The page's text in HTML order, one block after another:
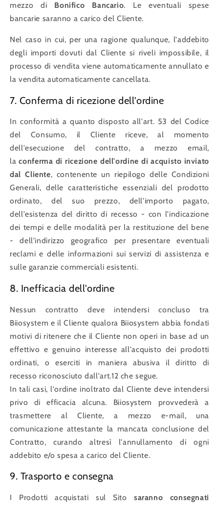
mezzo di Bonifico Bancario. Le eventuali spese
bancarie saranno a carico del Cliente.
Nel caso in cui, per una ragione qualunque, l'addebito
degli importi dovuti dal Cliente si riveli impossibile, il
processo di vendita viene automaticamente annullato e
la vendita automaticamente cancellata.
7. Conferma di ricezione dell'ordine
In conformità a quanto disposto all'art. 53 del Codice
del Consumo, il Cliente riceve, al momento
dell'esecuzione del contratto, a mezzo email,
laconferma di ricezione dell'ordine di acquisto inviato
dal Cliente, contenente un riepilogo delle Condizioni
Generali, delle caratteristiche essenziali del prodotto
ordinato, del suo prezzo, dell'importo pagato,
dell'esistenza del diritto di recesso - con l'indicazione
dei tempi e delle modalità per la restituzione del bene
- dell'indirizzo geografico per presentare eventuali
reclami e delle informazioni sui servizi di assistenza e
sulle garanzie commerciali esistenti.
8. Inefficacia dell'ordine
Nessun contratto deve intendersi concluso tra
Biiosystem e il Cliente qualora Biiosystem abbia fondati
motivi di ritenere che il Cliente non operi in base ad un
effettivo e genuino interesse all'acquisto dei prodotti
ordinati, o eserciti in maniera abusiva il diritto di
recesso riconosciuto dall'art.12 che segue.
In tali casi, l'ordine inoltrato dal Cliente deve intendersi
privo di efficacia alcuna. Biiosystem provvederà a
trasmettere al Cliente, a mezzo e-mail, una
comunicazione attestante la mancata conclusione del
Contratto, curando altresì l'annullamento di ogni
addebito e/o spesa a carico del Cliente.
9. Trasporto e consegna
I Prodotti acquistati sul Sito saranno consegnati